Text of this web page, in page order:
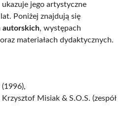
jego artystyczne
Poniżej znajdują się
autorskich, występach
materiałach dydaktycznych.
(1996),
Misiak & S.O.S. (zespół